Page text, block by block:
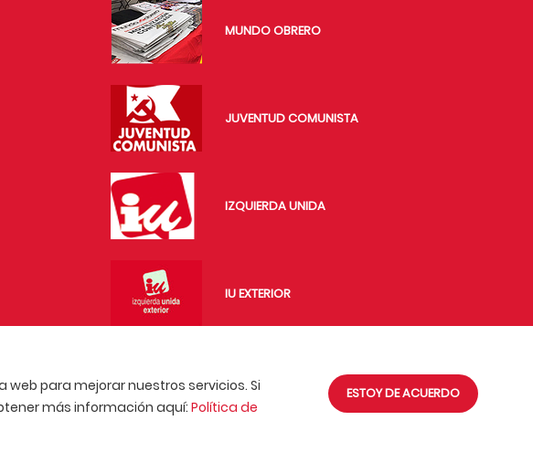
ESTOY DE ACUERDO
para mejorar nuestros servicios. Si
más información aquí: Política de
MUNDO OBRERO
JUVENTUD COMUNISTA
IZQUIERDA UNIDA
IU EXTERIOR